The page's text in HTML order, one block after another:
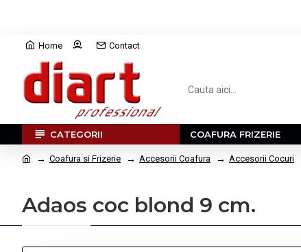
Home Contact
CATEGORII COAFURA FRIZERIE
Coafura si Frizerie Accesorii Coafura Accesorii Cocuri
Adaos coc blond 9 cm.